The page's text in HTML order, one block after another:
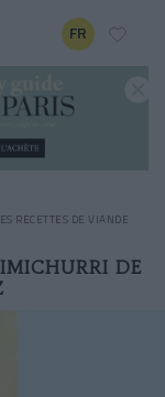
FR
RECETTES DE VIANDE
DE